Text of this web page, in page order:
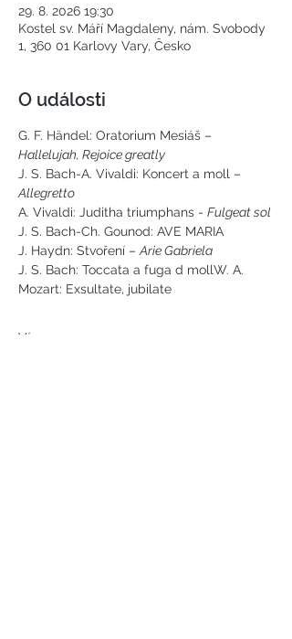
29. 8. 2026 19:30
Kostel sv. Máří Magdaleny, nám. Svobody
1, 360 01 Karlovy Vary, Česko
O události
G. F. Händel: Oratorium Mesiáš –
Hallelujah, Rejoice greatly
J. S. Bach-A. Vivaldi: Koncert a moll –
Allegretto
A. Vivaldi: Juditha triumphans - Fulgeat sol
J. S. Bach-Ch. Gounod: AVE MARIA
J. Haydn: Stvoření – Arie Gabriela
J. S. Bach: Toccata a fuga d mollW. A.
Mozart: Exsultate, jubilate
Více